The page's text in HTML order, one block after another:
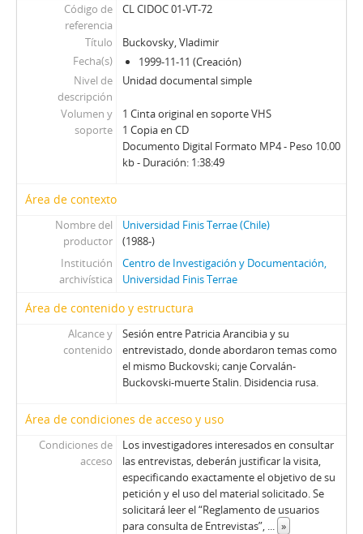
97 - Bitar, Sergio
98 - Chonchol, Jacques
99 - Molina Silva, Sergio
100 - Ossa Pretot, Sergio
101 - Mena, Odlanier
102 - Silva Cimma, Enrique
103 - Mena, Odlanier
104 - Ossa Pretot, Sergio
105 - Mena, Odlanier
107 - Mena, Odlanier
108 - Juan Guzmán Tapia (I)
109 - Juan Guzmán Tapia (II)
110 - Juan Guzmán Tapia (III)
111 - Juan Guzmán Tapia (IV)
CH - Cita con la Historia
Código de
referencia
CL CIDOC 01-VT-72
Título
Buckovsky, Vladimir
Fecha(s)
1999-11-11 (Creación)
Nivel de
descripción
Unidad documental simple
Volumen y
soporte
1 Cinta original en soporte VHS
1 Copia en CD
Documento Digital Formato MP4 - Peso 10.00
kb - Duración: 1:38:49
Área de contexto
Nombre del
productor
Universidad Finis Terrae (Chile)
(1988-)
Institución
archivística
Centro de Investigación y Documentación,
Universidad Finis Terrae
Área de contenido y estructura
Alcance y
contenido
Sesión entre Patricia Arancibia y su
entrevistado, donde abordaron temas como
el mismo Buckovski; canje Corvalán-
Buckovski-muerte Stalin. Disidencia rusa.
Área de condiciones de acceso y uso
Condiciones de
acceso
Los investigadores interesados en consultar
las entrevistas, deberán justificar la visita,
especificando exactamente el objetivo de su
petición y el uso del material solicitado. Se
solicitará leer el “Reglamento de usuarios
para consulta de Entrevistas”, ... »